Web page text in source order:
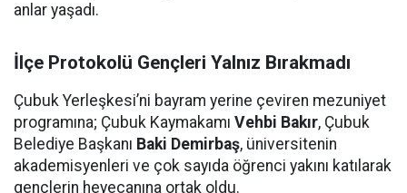
anlar yaşadı.
İlçe Protokolü Gençleri Yalnız Bırakmadı
Çubuk Yerleşkesi’ni bayram yerine çeviren mezuniyet
programına; Çubuk Kaymakamı Vehbi Bakır, Çubuk
Belediye Başkanı Baki Demirbaş, üniversitenin
akademisyenleri ve çok sayıda öğrenci yakını katılarak
gençlerin heyecanına ortak oldu.